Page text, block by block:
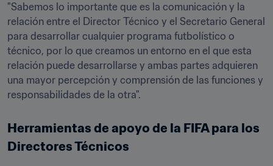
"Sabemos lo importante que es la comunicación y la
relación entre el Director Técnico y el Secretario General
para desarrollar cualquier programa futbolístico o
técnico, por lo que creamos un entorno en el que esta
relación puede desarrollarse y ambas partes adquieren
una mayor percepción y comprensión de las funciones y
responsabilidades de la otra".
Herramientas de apoyo de la FIFA para los
Directores Técnicos